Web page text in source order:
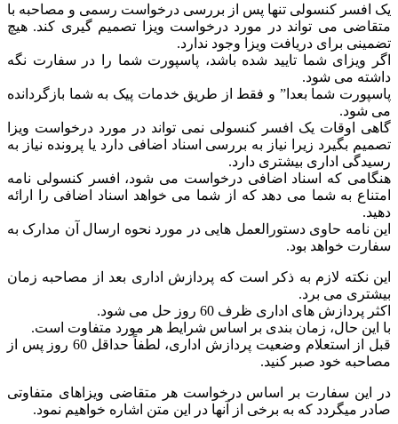
یک افسر کنسولی تنها پس از بررسی درخواست رسمی و مصاحبه با
متقاضی می تواند در مورد درخواست ویزا تصمیم گیری کند. هیچ
تضمینی برای دریافت ویزا وجود ندارد.
اگر ویزای شما تایید شده باشد، پاسپورت شما را در سفارت نگه
داشته می شود.
پاسپورت شما بعدا” و فقط از طریق خدمات پیک به شما بازگردانده
می شود.
گاهی اوقات یک افسر کنسولی نمی تواند در مورد درخواست ویزا
تصمیم بگیرد زیرا نیاز به بررسی اسناد اضافی دارد یا پرونده نیاز به
رسیدگی اداری بیشتری دارد.
هنگامی که اسناد اضافی درخواست می شود، افسر کنسولی نامه
امتناع به شما می دهد که از شما می خواهد اسناد اضافی را ارائه
دهید.
این نامه حاوی دستورالعمل هایی در مورد نحوه ارسال آن مدارک به
سفارت خواهد بود.
این نکته لازم به ذکر است که پردازش اداری بعد از مصاحبه زمان
بیشتری می برد.
اکثر پردازش های اداری ظرف 60 روز حل می شود.
با این حال، زمان بندی بر اساس شرایط هر مورد متفاوت است.
قبل از استعلام وضعیت پردازش اداری، لطفاً حداقل 60 روز پس از
مصاحبه خود صبر کنید.
در این سفارت بر اساس درخواست هر متقاضی ویزاهای متفاوتی
صادر میگردد که به برخی از آنها در این متن اشاره خواهیم نمود.